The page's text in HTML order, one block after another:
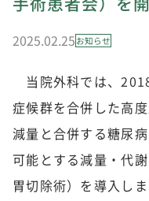
2025.02.25 お知らせ
当院外科では、
症候群を合併した高
減量と合併する糖尿
可能とする減量・代
胃切除術）を導入しま